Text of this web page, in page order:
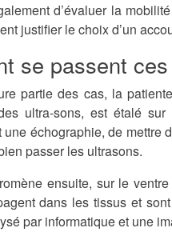
d’évaluer la
justifier le choix d’un
se passent
partie des cas, la
ultra-sons, est étalé
une échographie, de mettre
passer les ultrasons.
ensuite, sur le
dans les tissus et
par informatique et une